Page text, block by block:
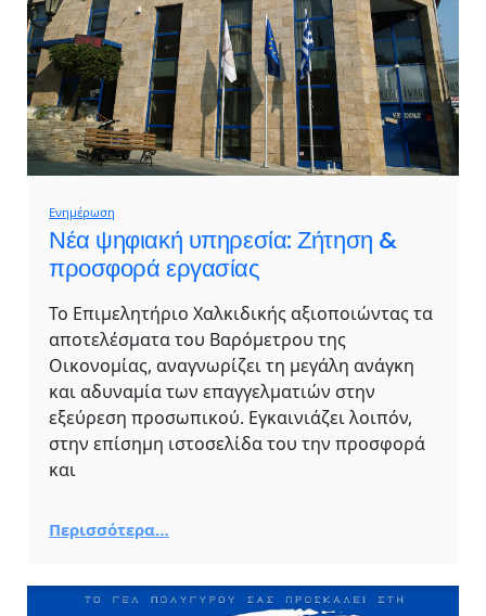
Ενημέρωση
Νέα ψηφιακή υπηρεσία: Ζήτηση &
προσφορά εργασίας
To Επιμελητήριο Χαλκιδικής αξιοποιώντας τα
αποτελέσματα του Βαρόμετρου της
Οικονομίας, αναγνωρίζει τη μεγάλη ανάγκη
και αδυναμία των επαγγελματιών στην
εξεύρεση προσωπικού. Εγκαινιάζει λοιπόν,
στην επίσημη ιστοσελίδα του την προσφορά
και
Περισσότερα…